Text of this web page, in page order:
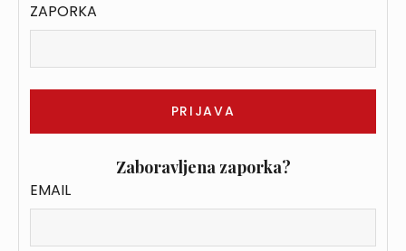
ZAPORKA
Zaboravljena zaporka?
EMAIL